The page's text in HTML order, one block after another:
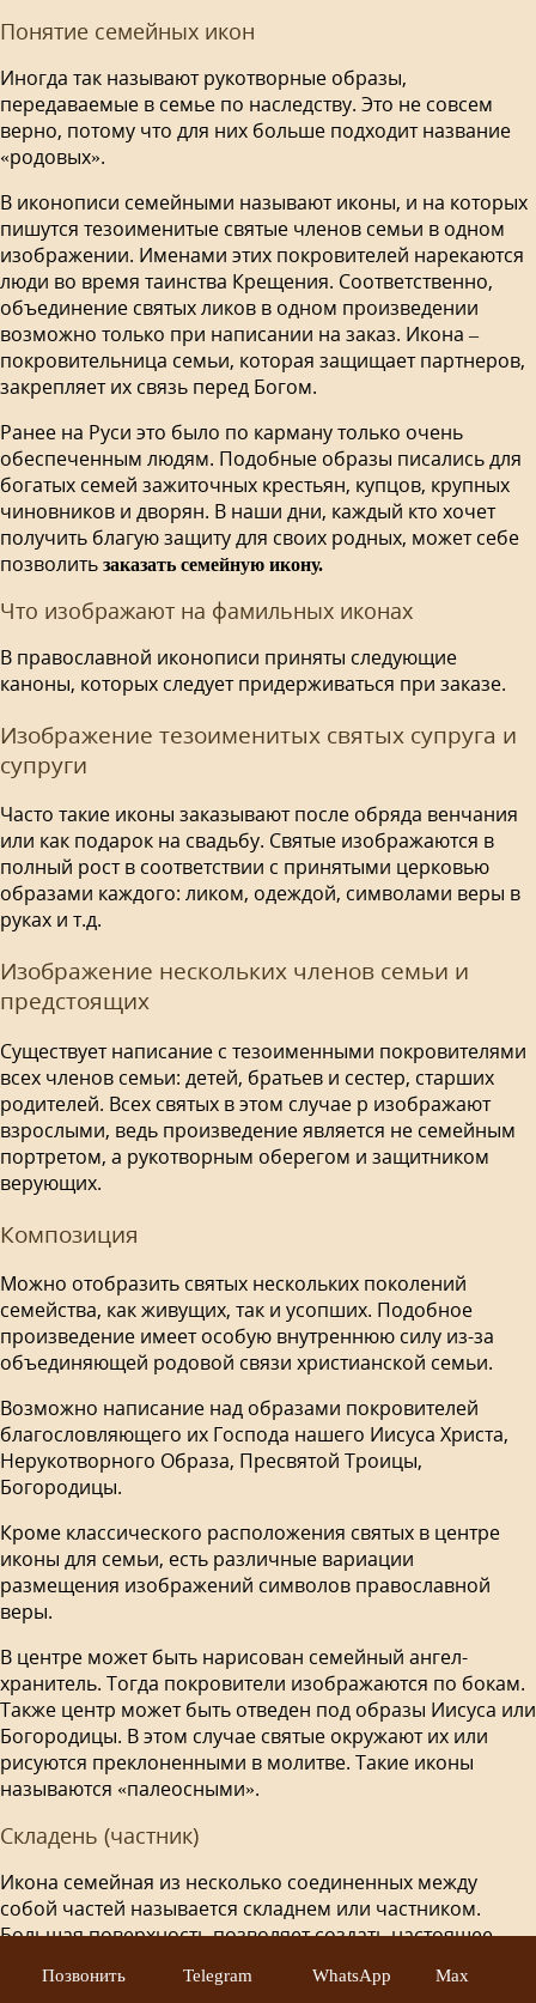
Понятие семейных икон
Иногда так называют рукотворные образы,
передаваемые в семье по наследству. Это не совсем
верно, потому что для них больше подходит название
«родовых».
В иконописи семейными называют иконы, и на которых
пишутся тезоименитые святые членов семьи в одном
изображении. Именами этих покровителей нарекаются
люди во время таинства Крещения. Соответственно,
объединение святых ликов в одном произведении
возможно только при написании на заказ. Икона –
покровительница семьи, которая защищает партнеров,
закрепляет их связь перед Богом.
Ранее на Руси это было по карману только очень
обеспеченным людям. Подобные образы писались для
богатых семей зажиточных крестьян, купцов, крупных
чиновников и дворян. В наши дни, каждый кто хочет
получить благую защиту для своих родных, может себе
позволить заказать семейную икону.
Что изображают на фамильных иконах
В православной иконописи приняты следующие
каноны, которых следует придерживаться при заказе.
Изображение тезоименитых святых супруга и
супруги
Часто такие иконы заказывают после обряда венчания
или как подарок на свадьбу. Святые изображаются в
полный рост в соответствии с принятыми церковью
образами каждого: ликом, одеждой, символами веры в
руках и т.д.
Изображение нескольких членов семьи и
предстоящих
Существует написание с тезоименными покровителями
всех членов семьи: детей, братьев и сестер, старших
родителей. Всех святых в этом случае р изображают
взрослыми, ведь произведение является не семейным
портретом, а рукотворным оберегом и защитником
верующих.
Композиция
Можно отобразить святых нескольких поколений
семейства, как живущих, так и усопших. Подобное
произведение имеет особую внутреннюю силу из-за
объединяющей родовой связи христианской семьи.
Возможно написание над образами покровителей
благословляющего их Господа нашего Иисуса Христа,
Нерукотворного Образа, Пресвятой Троицы,
Богородицы.
Кроме классического расположения святых в центре
иконы для семьи, есть различные вариации
размещения изображений символов православной
веры.
В центре может быть нарисован семейный ангел-
хранитель. Тогда покровители изображаются по бокам.
Также центр может быть отведен под образы Иисуса или
Богородицы. В этом случае святые окружают их или
рисуются преклоненными в молитве. Такие иконы
называются «палеосными».
Складень (частник)
Икона семейная из несколько соединенных между
собой частей называется складнем или частником.
Большая поверхность позволяет создать настоящее
Обычно на различных частях такого произведения
Позвонить Telegram WhatsApp Max